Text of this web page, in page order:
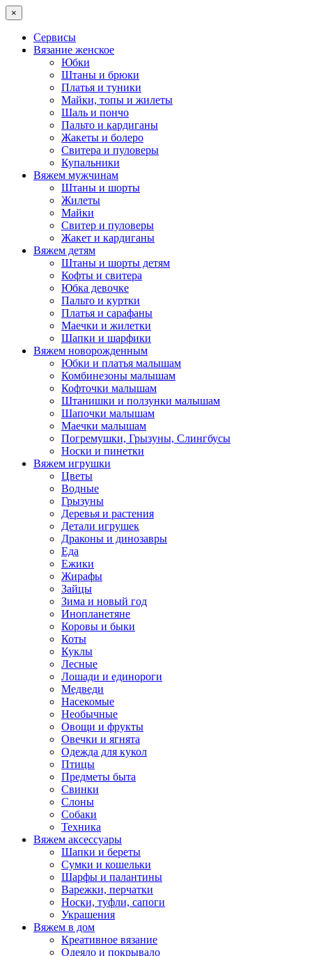
×
Сервисы
Вязание женское
Юбки
Штаны и брюки
Платья и туники
Майки, топы и жилеты
Шаль и пончо
Пальто и кардиганы
Жакеты и болеро
Свитера и пуловеры
Купальники
Вяжем мужчинам
Штаны и шорты
Жилеты
Майки
Свитер и пуловеры
Жакет и кардиганы
Вяжем детям
Штаны и шорты детям
Кофты и свитера
Юбка девочке
Пальто и куртки
Платья и сарафаны
Маечки и жилетки
Шапки и шарфики
Вяжем новорожденным
Юбки и платья малышам
Комбинезоны малышам
Кофточки малышам
Штанишки и ползунки малышам
Шапочки малышам
Маечки малышам
Погремушки, Грызуны, Слингбусы
Носки и пинетки
Вяжем игрушки
Цветы
Водные
Грызуны
Деревья и растения
Детали игрушек
Драконы и динозавры
Еда
Ежики
Жирафы
Зайцы
Зима и новый год
Инопланетяне
Коровы и быки
Коты
Куклы
Лесные
Лошади и единороги
Медведи
Насекомые
Необычные
Овощи и фрукты
Овечки и ягнята
Одежда для кукол
Птицы
Предметы быта
Свинки
Слоны
Собаки
Техника
Вяжем аксессуары
Шапки и береты
Сумки и кошельки
Шарфы и палантины
Варежки, перчатки
Носки, туфли, сапоги
Украшения
Вяжем в дом
Креативное вязание
Одеяло и покрывало